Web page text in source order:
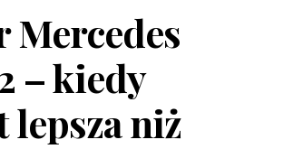
– kiedy
lepsza niż